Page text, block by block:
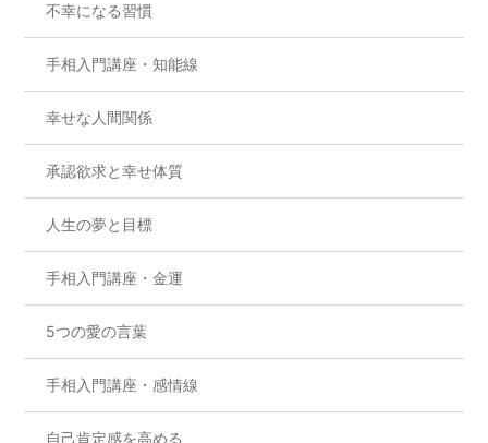
不幸になる習慣
手相入門講座・知能線
幸せな人間関係
承認欲求と幸せ体質
人生の夢と目標
手相入門講座・金運
5つの愛の言葉
手相入門講座・感情線
自己肯定感を高める